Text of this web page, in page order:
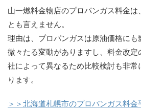
山一燃料金物店のプロパンガス料金
とも言えません。
理由は、プロパンガスは原油価格にも
微々たる変動がありますし、料金改
社によって異なるため比較検討も非
ります。
＞＞北海道札幌市のプロパンガス料